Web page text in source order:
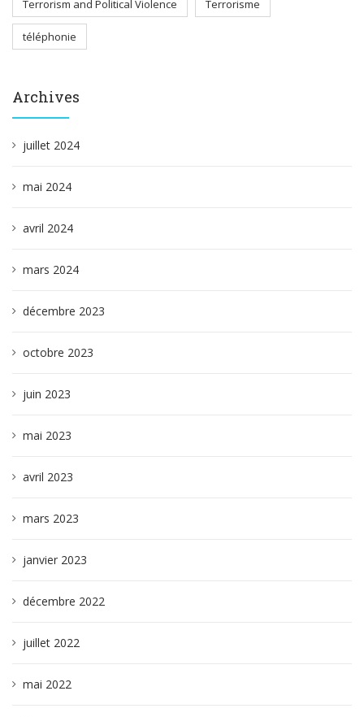
Terrorism and Political Violence Terrorisme
téléphonie
Archives
juillet 2024
mai 2024
avril 2024
mars 2024
décembre 2023
octobre 2023
juin 2023
mai 2023
avril 2023
mars 2023
janvier 2023
décembre 2022
juillet 2022
mai 2022